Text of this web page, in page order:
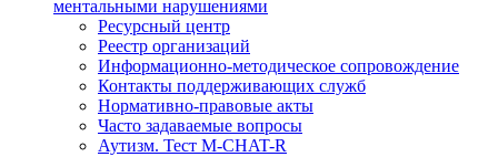
ментальными нарушениями
Ресурсный центр
Реестр организаций
Информационно-методическое сопровождение
Контакты поддерживающих служб
Нормативно-правовые акты
Часто задаваемые вопросы
Аутизм. Тест M-CHAT-R